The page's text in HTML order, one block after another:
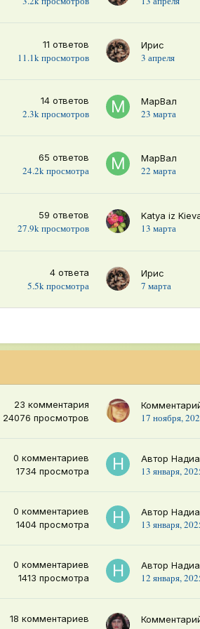
11 ответов
11.1kпросмотров
Ирис
3 апреля
14 ответов
2.3kпросмотров
МарВал
23 марта
65 ответов
24.2kпросмотра
МарВал
22 марта
59 ответов
27.9kпросмотров
Katya iz
13 марта
4 ответа
5.5kпросмотра
Ирис
7 марта
23 комментария
24076 просмотров 17 ноября,
0 комментариев
1734 просмотра
АвторНадиа
13 января,
0 комментариев
1404 просмотра
АвторНадиа
13 января,
0 комментариев
1413 просмотра
АвторНадиа
12 января,
18 комментариев